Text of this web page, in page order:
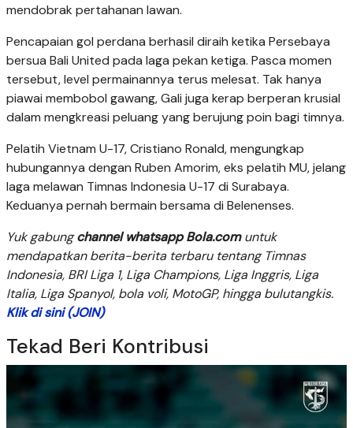
mendobrak pertahanan lawan.
Pencapaian gol perdana berhasil diraih ketika Persebaya
bersua Bali United pada laga pekan ketiga. Pasca momen
tersebut, level permainannya terus melesat. Tak hanya
piawai membobol gawang, Gali juga kerap berperan krusial
dalam mengkreasi peluang yang berujung poin bagi timnya.
Pelatih Vietnam U-17, Cristiano Ronald, mengungkap
hubungannya dengan Ruben Amorim, eks pelatih MU, jelang
laga melawan Timnas Indonesia U-17 di Surabaya.
Keduanya pernah bermain bersama di Belenenses.
Yuk gabungchannel whatsapp Bola.comuntuk
mendapatkan berita-berita terbaru tentang Timnas
Indonesia, BRI Liga 1, Liga Champions, Liga Inggris, Liga
Italia, Liga Spanyol, bola voli, MotoGP, hingga bulutangkis.
Klik di sini (JOIN)
Tekad Beri Kontribusi